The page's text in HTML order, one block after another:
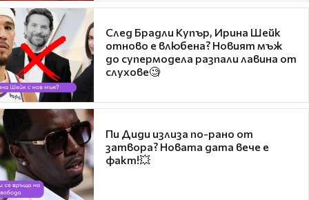
След Брадли Купър, Ирина Шейк
отново е влюбена? Новият мъж
до супермодела разпали лавина от
слухове🧐
Пи Диди излиза по-рано от
затвора? Новата дата вече е
факт!💥